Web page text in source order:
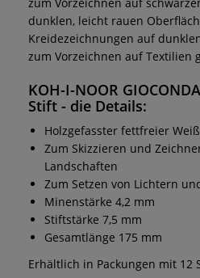
dunklen, leicht rauen
Kreidezeichnungen auf
zum Vorzeichnen auf Textilien
KOH-I-NOOR
Stift - die Details:
Holzgefasster fettfreier
Zum Skizzieren und
Landschaften
Zum Setzen von Lichtern
Minenstärke 4,2 mm
Stiftstärke 7,5 mm
Gesamtlänge 175 mm
Erhältlich in Packungen mit 12